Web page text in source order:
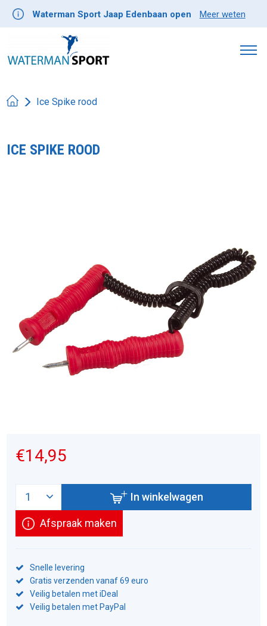
Waterman Sport Jaap Edenbaan open Meer weten
Ice Spike rood
ICE SPIKE ROOD
€14,95
In winkelwagen
Afspraak maken
Snelle levering
Gratis verzenden vanaf 69 euro
Veilig betalen met iDeal
Veilig betalen met PayPal